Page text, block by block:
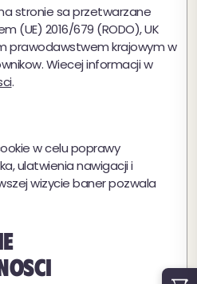
stronie sa przetwarzane
(UE) 2016/679 (RODO), UK
prawodawstwem krajowym w
Wiecej informacji w
.
w celu poprawy
ulatwienia nawigacji i
wizycie baner pozwala